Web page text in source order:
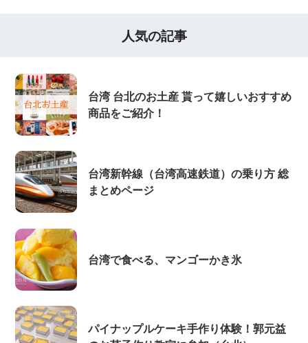
人気の記事
台湾 台北のお土産 貰って嬉しいおすすめ
商品をご紹介！
台湾新幹線（台湾高速鉄道）の乗り方 総
まとめページ
台湾で食べる、マンゴーかき氷
パイナップルケーキ手作り体験！郭元益